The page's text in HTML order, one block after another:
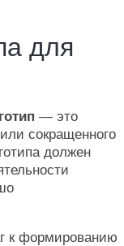
для
— это
сокращенного
должен
формированию